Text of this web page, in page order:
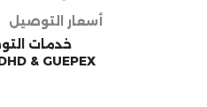
أسعار التوصيل
خدمات
& GUEPEX